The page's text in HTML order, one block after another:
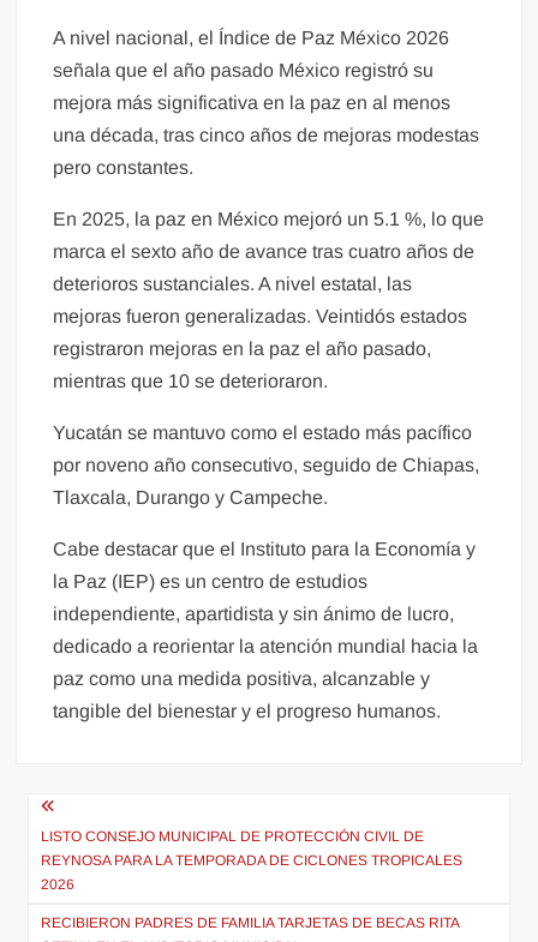
A nivel nacional, el Índice de Paz México 2026
señala que el año pasado México registró su
mejora más significativa en la paz en al menos
una década, tras cinco años de mejoras modestas
pero constantes.
En 2025, la paz en México mejoró un 5.1 %, lo que
marca el sexto año de avance tras cuatro años de
deterioros sustanciales. A nivel estatal, las
mejoras fueron generalizadas. Veintidós estados
registraron mejoras en la paz el año pasado,
mientras que 10 se deterioraron.
Yucatán se mantuvo como el estado más pacífico
por noveno año consecutivo, seguido de Chiapas,
Tlaxcala, Durango y Campeche.
Cabe destacar que el Instituto para la Economía y
la Paz (IEP) es un centro de estudios
independiente, apartidista y sin ánimo de lucro,
dedicado a reorientar la atención mundial hacia la
paz como una medida positiva, alcanzable y
tangible del bienestar y el progreso humanos.
Navegación
de
entradas
LISTO CONSEJO MUNICIPAL DE PROTECCIÓN CIVIL DE
REYNOSA PARA LA TEMPORADA DE CICLONES TROPICALES
2026
RECIBIERON PADRES DE FAMILIA TARJETAS DE BECAS RITA